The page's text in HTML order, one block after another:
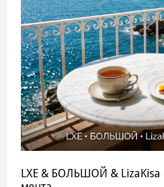
LXE & БОЛЬШОЙ & LizaKisa